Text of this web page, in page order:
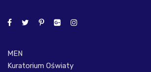
MEN
Kuratorium Oświaty